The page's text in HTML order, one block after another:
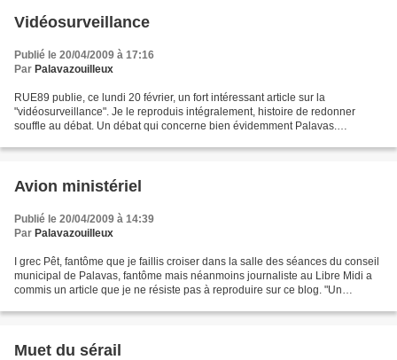
Vidéosurveillance
Publié le 20/04/2009 à 17:16
Par Palavazouilleux
RUE89 publie, ce lundi 20 février, un fort intéressant article sur la
"vidéosurveillance". Je le reproduis intégralement, histoire de redonner
souffle au débat. Un débat qui concerne bien évidemment Palavas.
Avion ministériel
Publié le 20/04/2009 à 14:39
Par Palavazouilleux
I grec Pêt, fantôme que je faillis croiser dans la salle des séances du conseil
municipal de Palavas, fantôme mais néanmoins journaliste au Libre Midi a
commis un article que je ne résiste pas à reproduire sur ce blog. "Un
Muet du sérail